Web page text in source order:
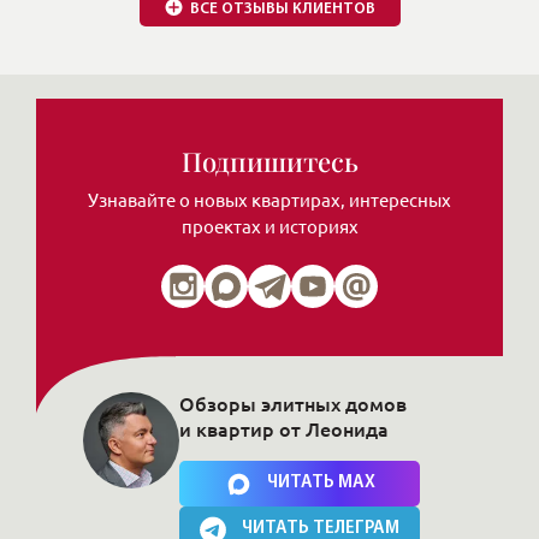
16.07.2019
Прослушать отзыв
Подпишитесь
Обзоры элитных домов